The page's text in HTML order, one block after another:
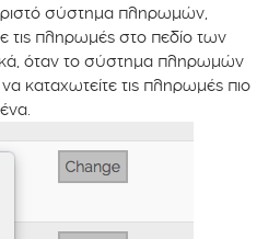
σύστημα πληρωμών,
τις πληρωμές στο πεδίο των
όταν το σύστημα πληρωμών
καταχωτείτε τις πληρωμές πιο